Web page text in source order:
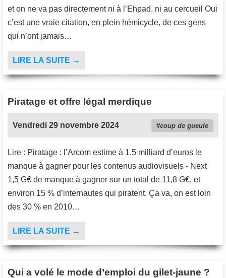
et on ne va pas directement ni à l’Ehpad, ni au cercueil Oui
c’est une vraie citation, en plein hémicycle, de ces gens
qui n’ont jamais…
LIRE LA SUITE →
Piratage et offre légal merdique
Vendredi 29 novembre 2024 coup de gueule
Lire : Piratage : l’Arcom estime à 1,5 milliard d’euros le
manque à gagner pour les contenus audiovisuels - Next
1,5 G€ de manque à gagner sur un total de 11,8 G€, et
environ 15 % d’internautes qui piratent. Ça va, on est loin
des 30 % en 2010…
LIRE LA SUITE →
Qui a volé le mode d’emploi du gilet-jaune ?